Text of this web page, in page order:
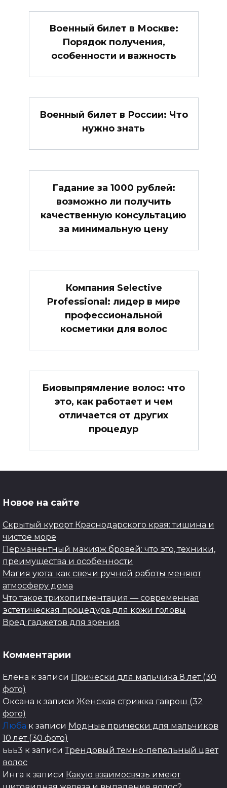
Военный билет в Москве:
Порядок получения,
особенности и важность
Военный билет в России: Что
нужно знать
Гадание за 1000 рублей:
возможно ли получить
качественную консультацию
за минимальную цену
Компания Selective
Professional: лидер в мире
профессиональной
косметики для волос
Биовыпрямление волос: что
это, как работает и чем
отличается от других
процедур
Новое на сайте
Скрытый курорт Краснодарского края: тишина и
чистое море
Перманентный макияж бровей: что это, техники,
преимущества и особенности
Магия уюта: как свечи ручной работы меняют
атмосферу дома
Что такое трихопигментация — современная
эстетическая процедура для кожи головы
Вред гаджетов для зрения
Комментарии
Елена к записи Прически для мальчика 8 лет (30
фото)
Оксана к записи Женская стрижка гаврош (32
фото)
Люба к записи Модные прически для мальчиков
10 лет (30 фото)
ььь3 к записиТрендовый темно-пепельный цвет
волос
Инга к записи Какую взаимосвязь имеют